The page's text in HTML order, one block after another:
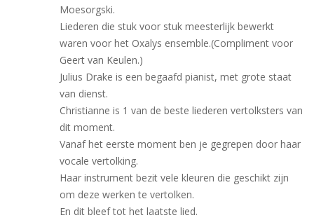
Moesorgski.
Liederen die stuk voor stuk meesterlijk bewerkt
waren voor het Oxalys ensemble.(Compliment voor
Geert van Keulen.)
Julius Drake is een begaafd pianist, met grote staat
van dienst.
Christianne is 1 van de beste liederen vertolksters van
dit moment.
Vanaf het eerste moment ben je gegrepen door haar
vocale vertolking.
Haar instrument bezit vele kleuren die geschikt zijn
om deze werken te vertolken.
En dit bleef tot het laatste lied.